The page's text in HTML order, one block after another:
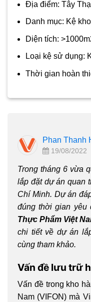
Địa điểm: Tây
Danh mục: Kệ
Diện tích:
Loại kệ sử dụng:
Thời gian hoàn
Phan Thanh
19/08/2022
Trong tháng 6 vừa
lắp đặt dự án quan
Chí Minh. Dự án
đúng thời gian
Thực Phẩm Việt
chi tiết về dự án
cùng tham khảo.
Vấn đề lưu trữ
Vấn đề trong kho
Nam (VIFON) mà